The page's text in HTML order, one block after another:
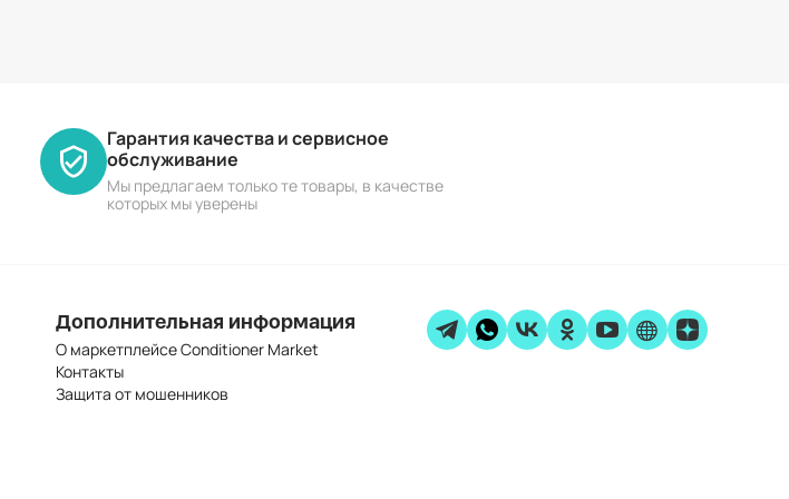
Гарантия качества и сервисное
обслуживание
Мы предлагаем только те товары, в качестве
которых мы уверены
Дополнительная информация
О маркетплейсе Conditioner Market
Контакты
Защита от мошенников